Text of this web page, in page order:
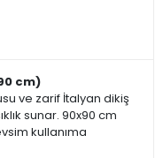
cm)
ve zarif İtalyan dikiş
sunar. 90x90 cm
kullanıma